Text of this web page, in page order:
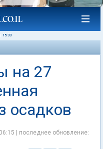
15:33
на 27
осадков
| последнее обновление: